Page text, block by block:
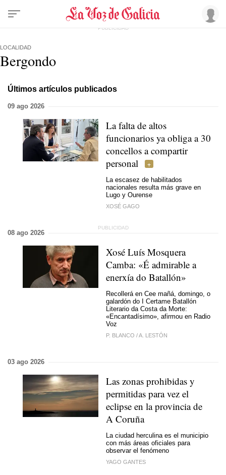
LOCALIDAD
Bergondo
Últimos artículos publicados
09 ago 2026
La falta de altos
funcionarios ya obliga a 30
concellos a compartir
personal
La escasez de habilitados
nacionales resulta más grave en
Lugo y Ourense
XOSÉ GAGO
08 ago 2026
Xosé Luís Mosquera
Camba: «É admirable a
enerxía do Batallón»
Recollerá en Cee mañá, domingo, o
galardón do I Certame Batallón
Literario da Costa da Morte:
«Encantadísimo», afirmou en Radio
Voz
P. BLANCO /A. LESTÓN
03 ago 2026
Las zonas prohibidas y
permitidas para vez el
eclipse en la provincia de
A Coruña
La ciudad herculina es el municipio
con más áreas oficiales para
observar el fenómeno
YAGO GANTES